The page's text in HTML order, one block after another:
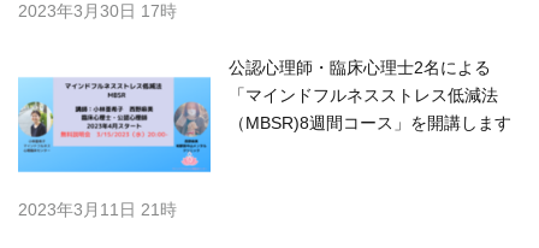
2023年3月30日 17時
公認心理師・臨床心理士2名による
「マインドフルネスストレス低減法
（MBSR)8週間コース」を開講します
2023年3月11日 21時